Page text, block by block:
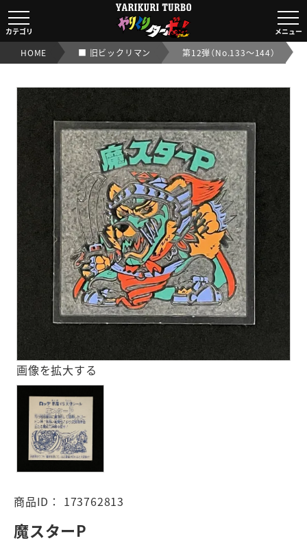
魔スターP
【旧/第12弾】 ｜【ビックリマンシール実店舗買取OK/交渉
カテゴリ メニュー
HOME ■ 旧ビックリマン 第12弾（No.133～144）
画像を拡大する
商品ID： 173762813
魔スターP